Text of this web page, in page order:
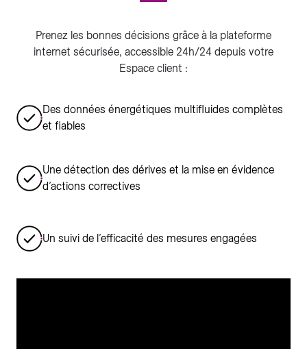
Prenez les bonnes décisions grâce à la plateforme
internet sécurisée, accessible 24h/24 depuis votre
Espace client :
Des données énergétiques multifluides complètes
et fiables
Une détection des dérives et la mise en évidence
d’actions correctives
Un suivi de l’efficacité des mesures engagées